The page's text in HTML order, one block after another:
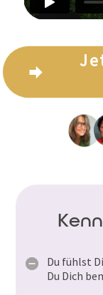
Du fühlst
Du Dich